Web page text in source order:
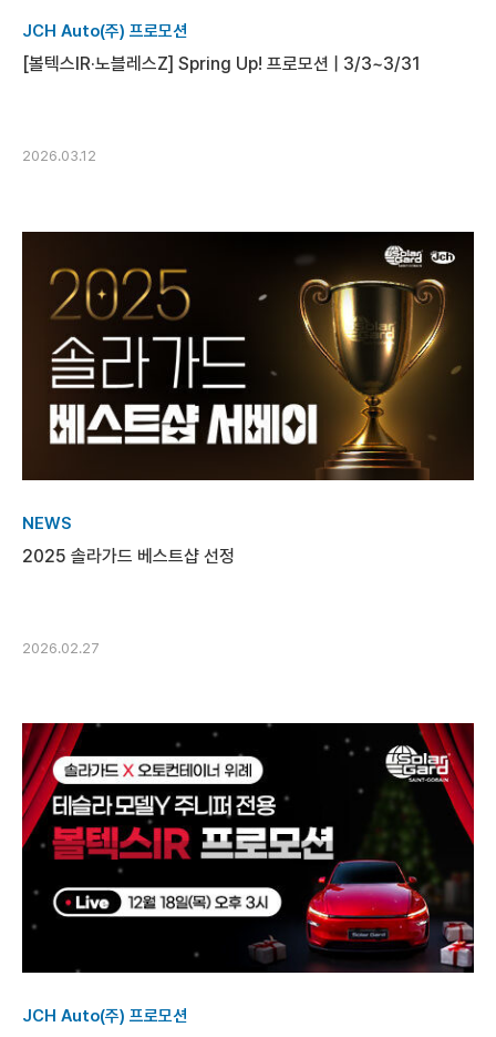
JCH Auto(주) 프로모션
[볼텍스IR·노블레스Z] Spring Up! 프로모션 | 3/3~3/31
2026.03.12
NEWS
2025 솔라가드 베스트샵 선정
2026.02.27
JCH Auto(주) 프로모션